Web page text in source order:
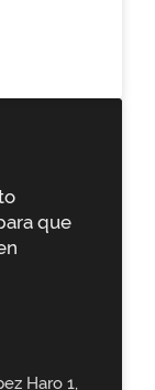
que
Haro 1,